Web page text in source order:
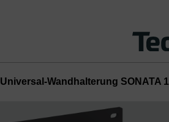
Universal-Wandhalterung SONATA 1